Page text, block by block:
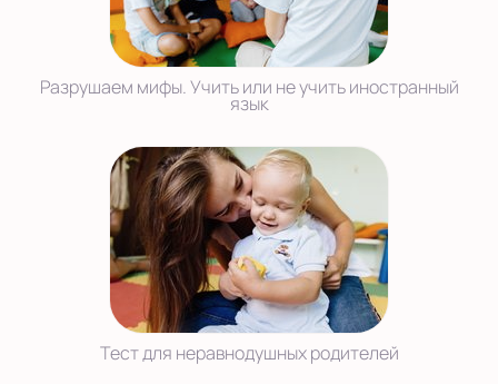
Разрушаем мифы. Учить или не учить иностранный
язык
Тест для неравнодушных родителей